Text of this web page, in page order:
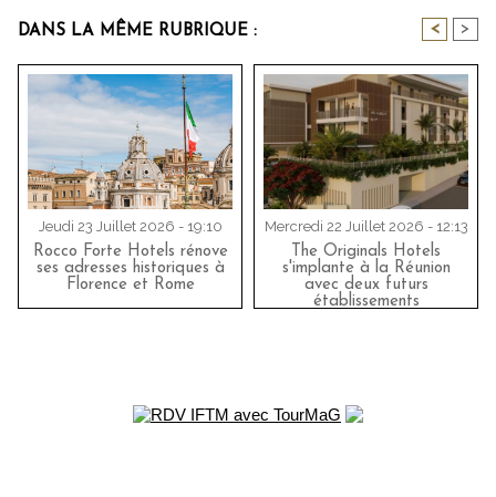
DANS LA MÊME RUBRIQUE : < >
Jeudi 23 Juillet 2026 - 19:10
Rocco Forte Hotels rénove
ses adresses historiques à
Florence et Rome
Mercredi 22 Juillet 2026 - 12:13
The Originals Hotels
s'implante à la Réunion
avec deux futurs
établissements